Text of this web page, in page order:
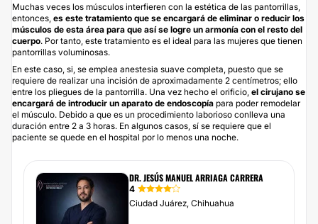
Muchas veces los músculos interfieren con la estética de las pantorrillas,
entonces, es este tratamiento que se encargará de eliminar o reducir los
músculos de esta área para que así se logre un armonía con el resto del
cuerpo. Por tanto, este tratamiento es el ideal para las mujeres que tienen
pantorrillas voluminosas.
En este caso, si, se emplea anestesia suave completa, puesto que se
requiere de realizar una incisión de aproximadamente 2 centímetros; ello
entre los pliegues de la pantorrilla. Una vez hecho el orificio, el cirujano se
encargará de introducir un aparato de endoscopía para poder remodelar
el músculo. Debido a que es un procedimiento laborioso conlleva una
duración entre 2 a 3 horas. En algunos casos, sí se requiere que el
paciente se quede en el hospital por lo menos una noche.
DR. JESÚS MANUEL ARRIAGA CARRERA
4
Ciudad Juárez, Chihuahua